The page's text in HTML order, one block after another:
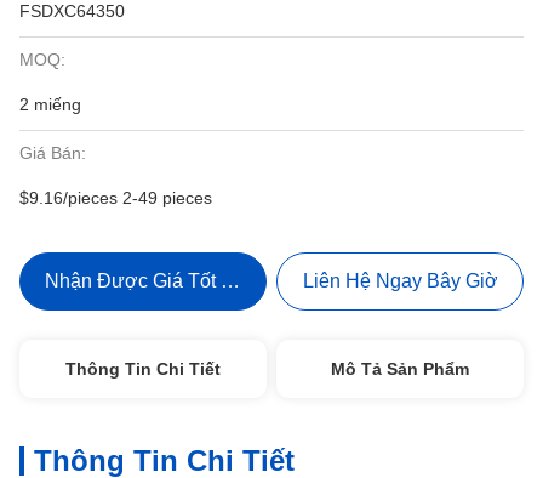
FSDXC64350
MOQ:
2 miếng
Giá Bán:
$9.16/pieces 2-49 pieces
Nhận Được Giá Tốt Nhất Liên Hệ Ngay Bây Giờ
Thông Tin Chi Tiết Mô Tả Sản Phẩm
Thông Tin Chi Tiết